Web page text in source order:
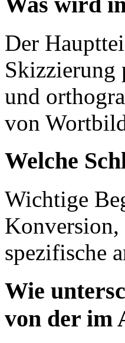
Der
Skizzierung
und
von
Welche
Wichtige
Konversion,
spezifische
Wie
von der im